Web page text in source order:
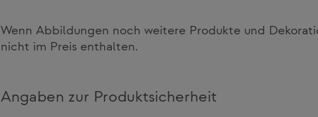
Wenn Abbildungen noch weitere Produkte und
nicht im Preis enthalten.
Angaben zur Produktsicherheit